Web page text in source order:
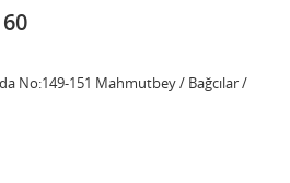
No:149-151 Mahmutbey / Bağcılar /